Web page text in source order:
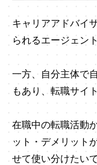
キャリアアドバイ
られるエージェント
一方、自分主体で
もあり、転職サイ
在職中の転職活動
ット・デメリット
せて使い分けたい